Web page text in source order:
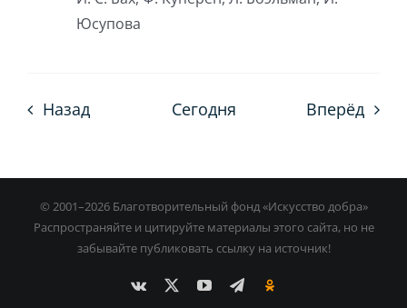
Юсупова
Назад Сегодня Вперёд
© 2001–2026 Благотворительный фонд «Искусство добра»
Распространяйте и цитируйте материалы этого сайта, но не
забывайте публиковать ссылку на источник!
Vk X YouTubeCustom
Ok